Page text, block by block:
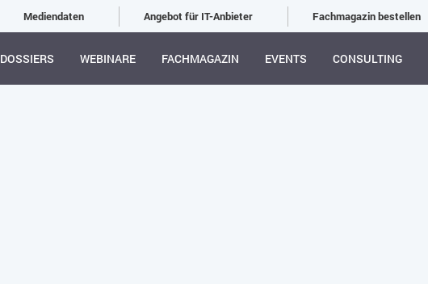
Mediendaten Angebot für IT-Anbieter Fachmagazin bestellen
DOSSIERS WEBINARE FACHMAGAZIN EVENTS CONSULTING